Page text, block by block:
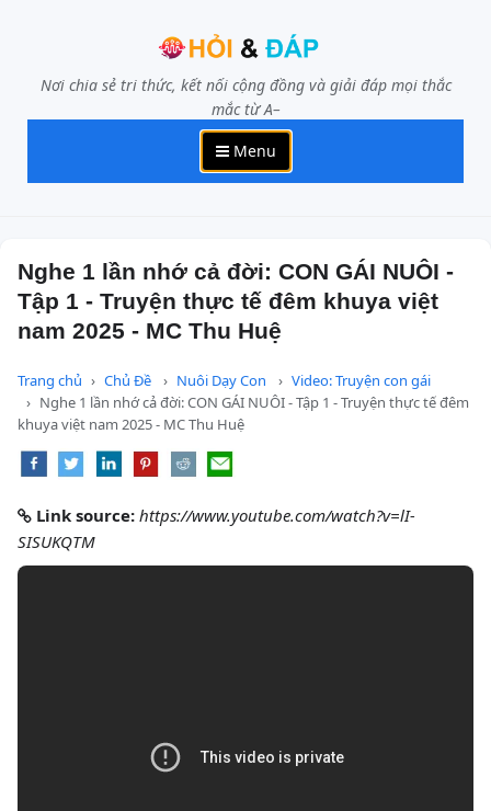
Nơi chia sẻ tri thức, kết nối cộng đồng và giải đáp mọi thắc
mắc từ A–
Menu
Nghe 1 lần nhớ cả đời: CON GÁI NUÔI -
Tập 1 - Truyện thực tế đêm khuya việt
nam 2025 - MC Thu Huệ
Trang chủ Chủ Đề Nuôi Dạy Con
Video: Truyện con gái
Nghe 1 lần nhớ cả đời: CON GÁI NUÔI - Tập 1 - Truyện thực tế đêm
khuya việt nam 2025 - MC Thu Huệ
Link source: https://www.youtube.com/watch?v=lI-
SISUKQTM